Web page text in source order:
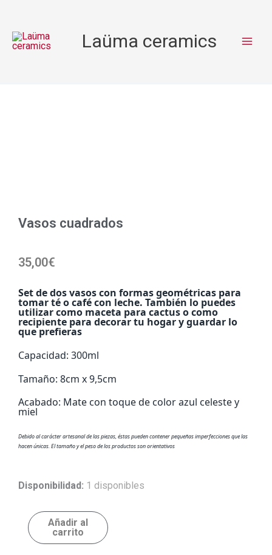
contenido
Laüma ceramics
Vasos cuadrados
35,00€
Set de dos vasos con formas geométricas para
tomar té o café con leche. También lo puedes
utilizar como maceta para cactus o como
recipiente para decorar tu hogar y guardar lo
que prefieras
Capacidad: 300ml
Tamaño: 8cm x 9,5cm
Acabado: Mate con toque de color azul celeste y
miel
Debido al carácter artesanal de las piezas, éstas pueden contener pequeñas imperfecciones que las
hacen únicas. El tamaño y el peso de los productos son orientativos
Disponibilidad: 1 disponibles
Vasos
cantidadAñadir al
carrito